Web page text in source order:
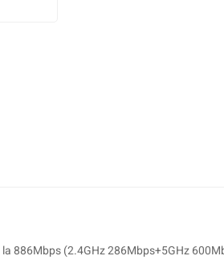
886Mbps (2.4GHz 286Mbps+5GHz